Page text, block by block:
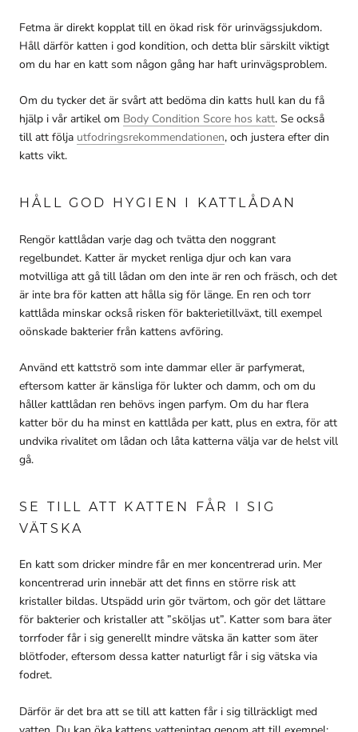
Fetma är direkt kopplat till en ökad risk för urinvägssjukdom.
Håll därför katten i god kondition, och detta blir särskilt viktigt
om du har en katt som någon gång har haft urinvägsproblem.
Om du tycker det är svårt att bedöma din katts hull kan du få
hjälp i vår artikel om Body Condition Score hos katt. Se också
till att följa utfodringsrekommendationen, och justera efter din
katts vikt.
HÅLL GOD HYGIEN I KATTLÅDAN
Rengör kattlådan varje dag och tvätta den noggrant
regelbundet. Katter är mycket renliga djur och kan vara
motvilliga att gå till lådan om den inte är ren och fräsch, och det
är inte bra för katten att hålla sig för länge. En ren och torr
kattlåda minskar också risken för bakterietillväxt, till exempel
oönskade bakterier från kattens avföring.
Använd ett kattströ som inte dammar eller är parfymerat,
eftersom katter är känsliga för lukter och damm, och om du
håller kattlådan ren behövs ingen parfym. Om du har flera
katter bör du ha minst en kattlåda per katt, plus en extra, för att
undvika rivalitet om lådan och låta katterna välja var de helst vill
gå.
SE TILL ATT KATTEN FÅR I SIG
VÄTSKA
En katt som dricker mindre får en mer koncentrerad urin. Mer
koncentrerad urin innebär att det finns en större risk att
kristaller bildas. Utspädd urin gör tvärtom, och gör det lättare
för bakterier och kristaller att ”sköljas ut”. Katter som bara äter
torrfoder får i sig generellt mindre vätska än katter som äter
blötfoder, eftersom dessa katter naturligt får i sig vätska via
fodret.
Därför är det bra att se till att katten får i sig tillräckligt med